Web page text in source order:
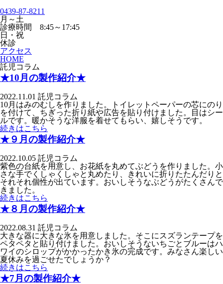
0439-87-8211
月～土
診療時間 8:45～17:45
日・祝
休診
アクセス
HOME
託児コラム
★10月の製作紹介★
2022.11.01 託児コラム
10月はみのむしを作りました。トイレットペーパーの芯にのり
を付けて、ちぎった折り紙や広告を貼り付けました。目はシー
ルです。暖かそうな洋服を着せてもらい、嬉しそうです。
続きはこちら
★９月の製作紹介★
2022.10.05 託児コラム
紫色の台紙を用意し、お花紙を丸めてぶどうを作りました。小
さな手でくしゃくしゃと丸めたり、きれいに折りたたんだりと
それそれ個性が出ています。おいしそうなぶどうがたくさんで
きました。
続きはこちら
★８月の製作紹介★
2022.08.31 託児コラム
大きな器に大きな氷を用意しました。そこにスズランテープを
ペタペタと貼り付けました。おいしそうないちごとブルーはハ
ワイのシロップがかかったかき氷の完成です。みなさん楽しい
夏休みを過ごせたでしょうか？
続きはこちら
★7月の製作紹介★